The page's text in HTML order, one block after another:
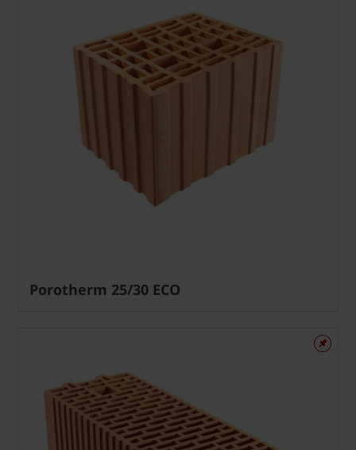
Porotherm 25/30 ECO